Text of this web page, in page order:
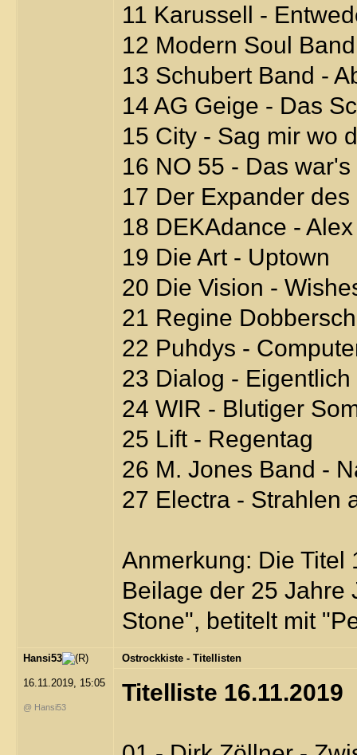
11 Karussell -
12 Modern Soul
13 Schubert Band -
14 AG Geige - Das
15 City - Sag mir wo
16 NO 55 - Das war's
17 Der Expander
18 DEKAdance -
19 Die Art - Uptown
20 Die Vision -
21 Regine
22 Puhdys -
23 Dialog - Eigentlich
24 WIR - Blutiger
25 Lift - Regentag
26 M. Jones Band -
27 Electra - Strahlen
Anmerkung: Die Titel
Beilage der 25 Jahre
Stone", betitelt mit
Hansi53
16.11.2019, 15:05
@ Hansi53
Ostrockkiste - Titellisten
Titelliste 16.11.2019